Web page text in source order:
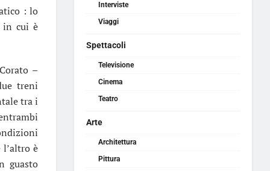
: lo
in cui è
–
treni
tra i
è
guasto
Interviste
Viaggi
Spettacoli
Televisione
Cinema
Teatro
Arte
Architettura
Pittura